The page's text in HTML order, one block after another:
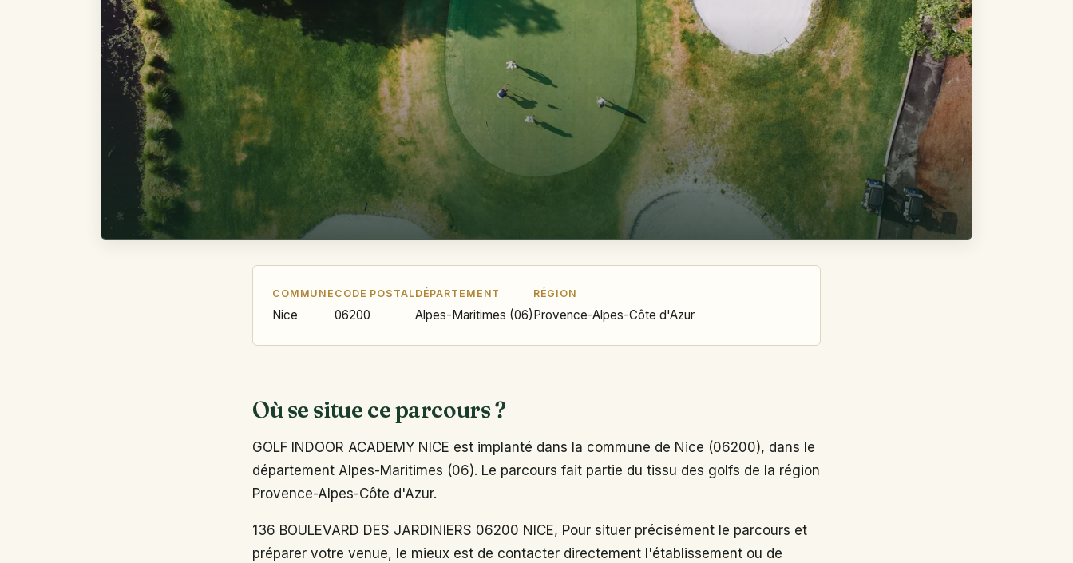
COMMUNE
Nice
CODE POSTAL
06200
DÉPARTEMENT
Alpes-Maritimes (06)
RÉGION
Provence-Alpes-Côte d'Azur
Où se situe ce parcours ?
GOLF INDOOR ACADEMY NICE est implanté dans la commune de Nice (06200), dans le
département Alpes-Maritimes (06). Le parcours fait partie du tissu des golfs de la région
Provence-Alpes-Côte d'Azur.
136 BOULEVARD DES JARDINIERS 06200 NICE, Pour situer précisément le parcours et
préparer votre venue, le mieux est de contacter directement l'établissement ou de